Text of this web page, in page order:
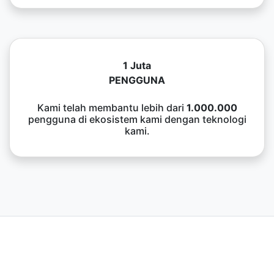
1 Juta
PENGGUNA
Kami telah membantu lebih dari 1.000.000
pengguna di ekosistem kami dengan teknologi
kami.